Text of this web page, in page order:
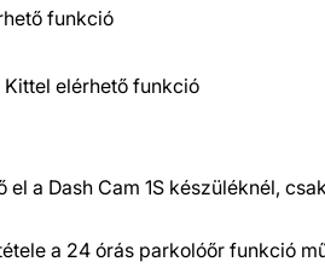
funkció
elérhető funkció
a Dash Cam 1S készüléknél,
a 24 órás parkolóőr funkció